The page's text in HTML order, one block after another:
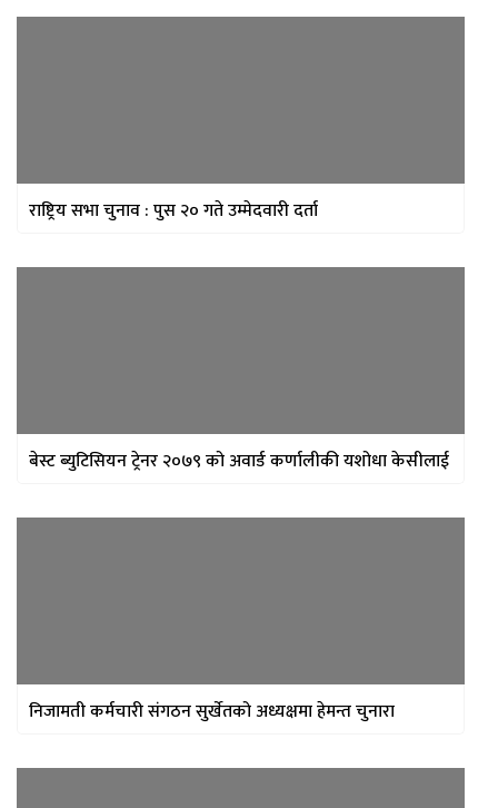
राष्ट्रिय सभा चुनाव : पुस २० गते उम्मेदवारी दर्ता
बेस्ट ब्युटिसियन ट्रेनर २०७९ को अवार्ड कर्णालीकी यशोधा केसीलाई
निजामती कर्मचारी संगठन सुर्खेतको अध्यक्षमा हेमन्त चुनारा